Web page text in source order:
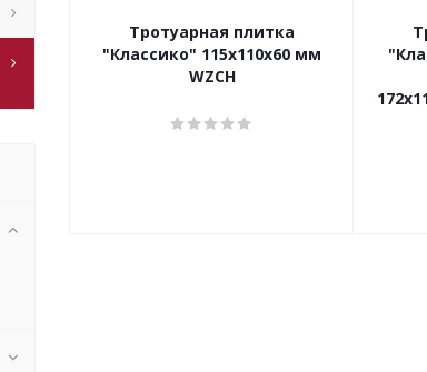
Тротуарная плитка
"Классико" 115x110x60 мм
WZCH